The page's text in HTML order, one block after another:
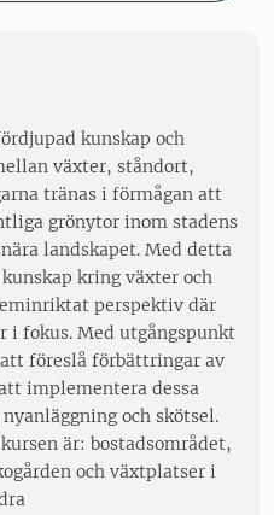
kunskap och
växter, ståndort,
tränas i förmågan att
grönytor inom stadens
landskapet. Med detta
kring växter och
perspektiv där
fokus. Med utgångspunkt
föreslå förbättringar av
implementera dessa
och skötsel.
är: bostadsområdet,
och växtplatser i